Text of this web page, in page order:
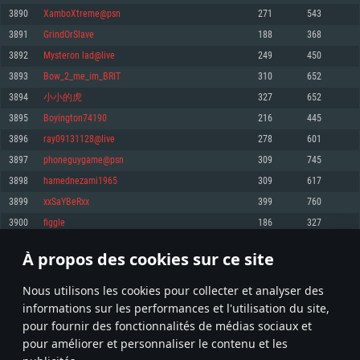
À propos des cookies sur ce site
Nous utilisons les cookies pour collecter et analyser des
informations sur les performances et l'utilisation du site,
pour fournir des fonctionnalités de médias sociaux et
pour améliorer et personnaliser le contenu et les
Mémoire: 4 GB
Carte graphique supportant DirectX 11: AMD Radeon 77XX / NVIDIA
GeForce GTX 660. La résolution minimale supportée par le jeu est de 720p
Connection: Connexion Internet à haut débit
Disque dur: 23.1 Go (client minimal)
Recommandée
1060 et plus, Radeon RX 570 et plus.
Disque dur: 75.9 Go (client complet)
pas supportés)
Mémoire: 6 GB
Carte graphique: Intel Iris Pro 5200 (Mac), ou analogue AMD/Nvidia. La
résolution minimale supportée par le jeu est de 720p.
Connection: Connexion Internet à haut débit
Disque dur: 62,2 Go (client minimal)
Recommandée
OS: Mac OS Big Sur 11.0 ou plus récent
Processeur: Core i7 (Les processeurs Intel Xeon ne sont pas supportés)
Mémoire: 8 GB
Carte graphique: Radeon Vega II ou plus avec support de Metal
Disque dur: 62,2 Go (client complet)
Mémoire: 4 GB
Carte graphique: NVIDIA 660 avec les derniers drivers (moins de 6 mois) /
de même pour AMD (La résolution minimale supportée par le jeu est de
720p)
Connection: Connexion Internet à haut débit
Disque dur: 62,2 Go (client minimal)
Recommandée
OS: Ubuntu 20.04 64bit
Processeur: Intel Core i7
Mémoire: 8 GB
Carte graphique: NVIDIA 1060 avec les derniers drivers (moins de 6 mois) /
6 mois et supportant Vulkan
Connection: Connexion Internet à haut débit
Disque dur: 60,2 Go (client complet)
3890 XamboXtreme@psn 271 543
3891 GrindOrSlave 188 368
3892 Mysteron lad@live 249 450
3893 Bow_2_me_im_BRIT 310 652
3894 小小的虎 327 652
3895 Boyington74190 216 445
3896 ray09131128@live 278 601
3897 phoneguygame@psn 309 745
3898 hamednezami1965 309 617
3899 xxSaYBeRxx 399 760
3900 figgle 186 327
* Classement mis à jour quotidiennement
194 195 196 295